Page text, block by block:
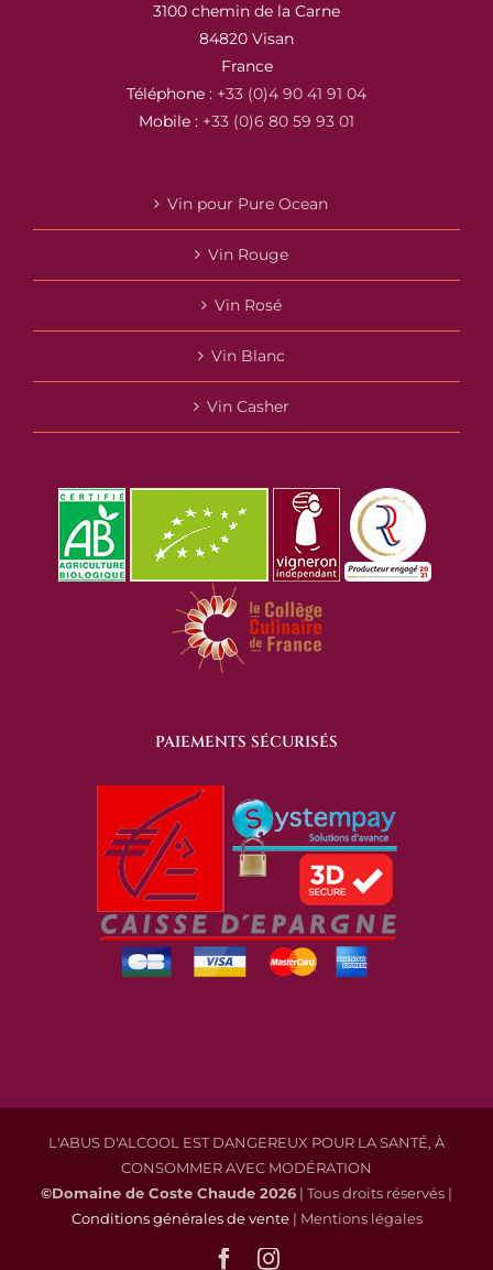
3100 chemin de la Carne
84820 Visan
France
Téléphone : +33 (0)4 90 41 91 04
Mobile : +33 (0)6 80 59 93 01
Vin pour Pure Ocean
Vin Rouge
Vin Rosé
Vin Blanc
Vin Casher
PAIEMENTS SÉCURISÉS
L'ABUS D'ALCOOL EST DANGEREUX POUR LA SANTÉ, À
CONSOMMER AVEC MODÉRATION
©Domaine de Coste Chaude 2026 | Tous droits réservés |
Conditions générales de vente| Mentions légales
FacebookInstagram